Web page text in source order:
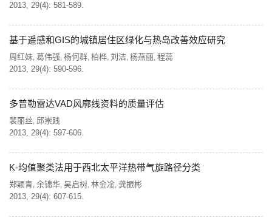
2013, 29(4): 581-589.
基于遥感和GIS的城镇居住区绿化与热岛改善效应研究
周红妹, 葛伟强, 杨何群, 柏桦, 刘洁, 杨燕丽, 程蕊
2013, 29(4): 590-596.
多普勒雷达VAD风廓线资料的质量评估
裴丽丝, 邱崇践
2013, 29(4): 597-606.
K-均值聚类法用于西北太平洋热带气旋路径分类
郑颖青, 余锦华, 吴启树, 林金凎, 龚振彬
2013, 29(4): 607-615.